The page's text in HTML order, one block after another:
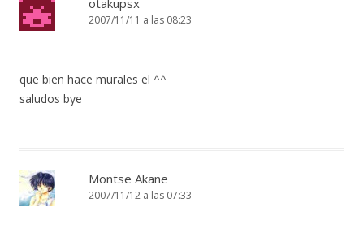
otakupsx
2007/11/11 a las 08:23
que bien hace murales el ^^
saludos bye
Montse Akane
2007/11/12 a las 07:33